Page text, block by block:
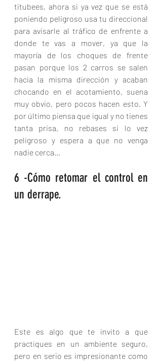
titubees, ahora si ya vez que se está
poniendo peligroso usa tu direccional
para avisarle al tráfico de enfrente a
donde te vas a mover, ya que la
mayoría de los choques de frente
pasan porque los 2 carros se salen
hacia la misma dirección y acaban
chocando en el acotamiento, suena
muy obvio, pero pocos hacen esto. Y
por último piensa que igual y no tienes
tanta prisa, no rebases si lo vez
peligroso y espera a que no venga
nadie cerca…
6 -Cómo retomar el control en
un derrape.
Este es algo que te invito a que
practiques en un ambiente seguro,
pero en serio es impresionante como